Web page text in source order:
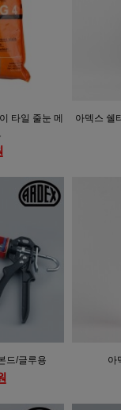
타일 줄눈 메
아덱스 쉘
드/글루용 아